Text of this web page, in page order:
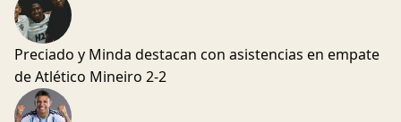
Preciado y Minda destacan con asistencias en empate
de Atlético Mineiro 2-2